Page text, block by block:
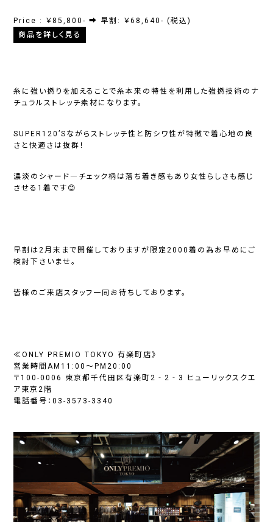
Price : ￥85,800- ➡ 早割: ￥68,640- (税込)
商品を詳しく見る
糸に強い撚りを加えることで糸本来の特性を利用した強撚技術のナ
チュラルストレッチ素材になります。
SUPER120’Sながらストレッチ性と防シワ性が特徴で着心地の良
さと快適さは抜群！
濃淡のシャード―チェック柄は落ち着き感もあり女性らしさも感じ
させる1着です😊
早割は2月末まで開催しておりますが限定2000着の為お早めにご
検討下さいませ。
皆様のご来店スタッフ一同お待ちしております。
≪ONLY PREMIO TOKYO 有楽町店》
営業時間AM11:00～PM20:00
〒100-0006 東京都千代田区有楽町2‐2‐3 ヒューリックスクエ
ア東京2階
電話番号：03-3573-3340